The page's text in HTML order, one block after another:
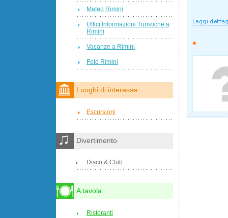
Meteo Rimini
Uffici Informazioni Turistiche a
Rimini
Vacanze a Rimini
Foto Rimini
Luoghi di interesse
Escursioni
Divertimento
Disco & Club
A tavola
Ristoranti